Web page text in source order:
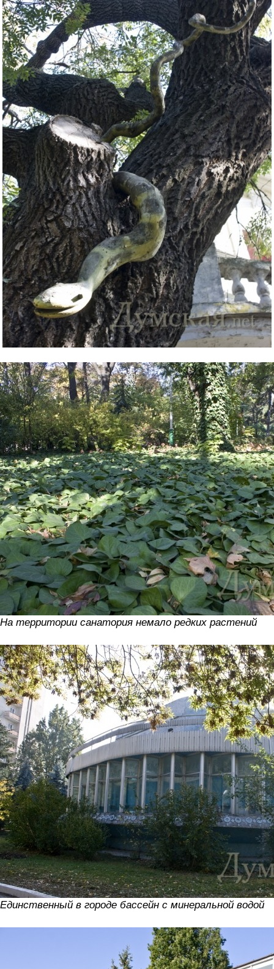
На территории санатория немало редких растений
Единственный в городе бассейн с минеральной водой